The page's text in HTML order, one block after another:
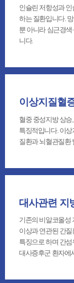
인슐린 저항성과
하는 질환입니다.
뿐 아니라 심근경
니다.
이상지질혈
혈중 중성지방 상승
특징적입니다. 이
질환과 뇌혈관질환
대사관련 지
기존의 비알코올성
이상과 연관된 간
특징으로 하며 간섬
대사증후군 환자에